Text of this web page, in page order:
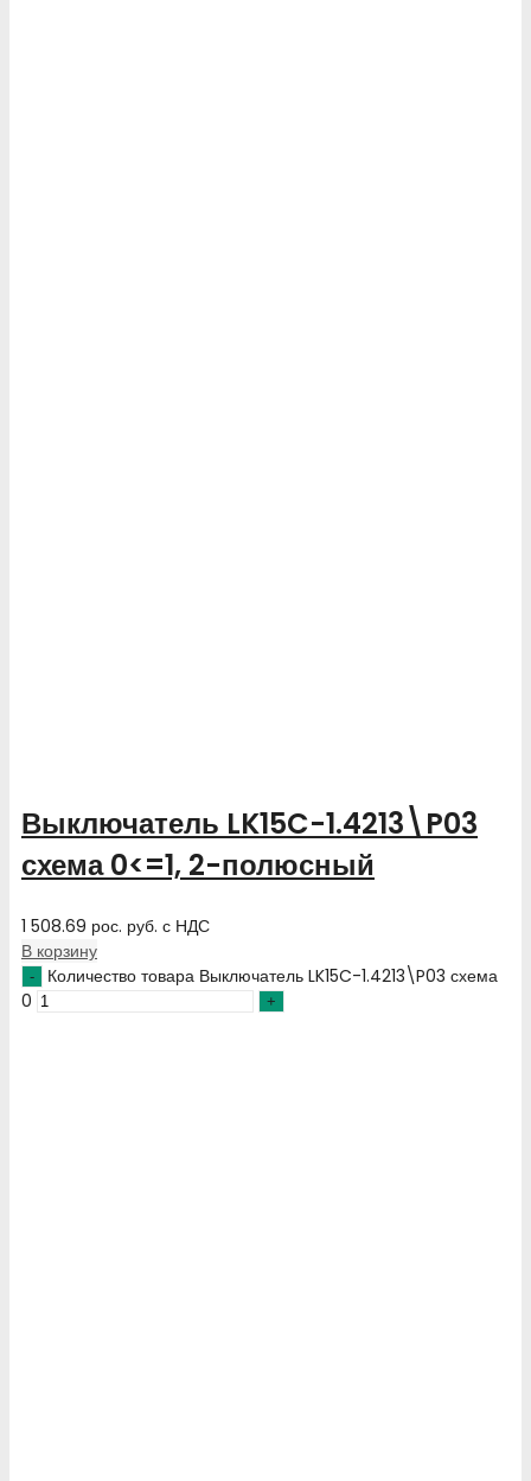
Выключатель LK15C-1.4213\P03
схема 0<=1, 2-полюсный
1 508.69 рос. руб. с НДС
В корзину
Количество товара Выключатель LK15C-1.4213\P03 схема
0